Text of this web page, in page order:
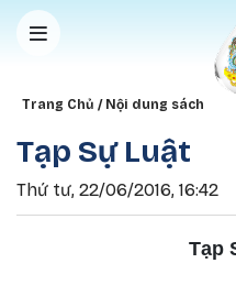
Breadcrumb
Trang Chủ Nội dung sách
Tạp Sự Luật
Thứ tư, 22/06/2016, 16:42
Tạp